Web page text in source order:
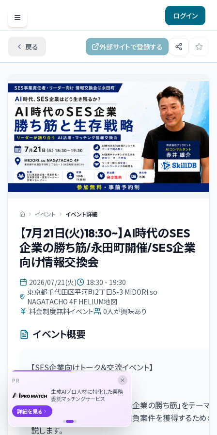
Open menu
ログイン
戻る 外部サイトで登録する
イベント イベント詳細
【7月21日(火)18:30~】AI時代のSES
企業の勝ち筋/永田町開催/SES企業
向け情報交換会
2026/07/21(火)
18:30 - 19:30
東京都千代田区平河町2丁目5-3 MIDORI.so
NAGATACHO 4F HELIUM地図
料金制度無料イベント
0人が興味あり
イベント概要
【SES企業向けトーク＆交流イベント】
AI時代のSES企業の勝ち筋
■イベント概要
本イベントでは、「AI時代のSES企業の勝ち筋」をテーマ
チェンジによって高利益率な請負案件を獲得するため
説します。
PR
生成AIプロ人材に特化した業務
委託マッチングサービス
詳細を見る